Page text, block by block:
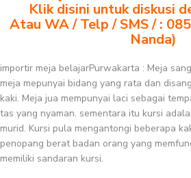
Klik disini untuk diskusi
Atau WA / Telp / SMS / :
Nanda)
importir meja belajarPurwakarta : Meja
meja mepunyai bidang yang rata dan
kaki. Meja jua mempunyai laci sebagai
tas yang nyaman. sementara itu kursi
murid. Kursi pula mengantongi beberapa
penopang berat badan orang yang
memiliki sandaran kursi.